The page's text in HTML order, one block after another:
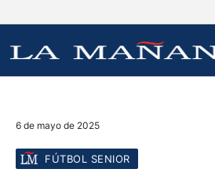
6 de mayo de 2025
FÚTBOL SENIOR